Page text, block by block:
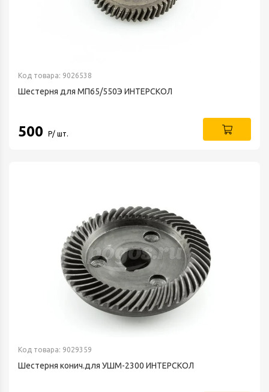
Код товара: 9026538
Шестерня для МП65/550Э ИНТЕРСКОЛ
500 Р/ шт.
Код товара: 9029359
Шестерня конич.для УШМ-2300 ИНТЕРСКОЛ